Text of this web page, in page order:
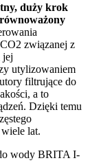
duży krok
związanej z
jej
utylizowaniem
filtrujące do
a to
Dzięki temu
lat.